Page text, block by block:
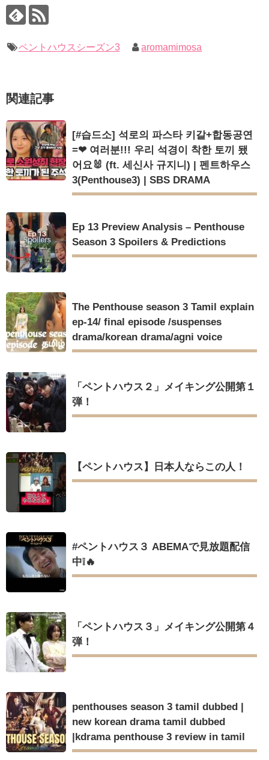
キングを一部公開（DVD-SET2特典映像より）
Powered by livedoor 相互RSS
いでしょ？” Big News TV
幻の王女チャミョンゴ エンディング
か」出演で話題 Big News TV
Powered by livedoor 相互RSS
ペントハウスシーズン3 aromamimosa
関連記事
[#습드소] 석로의 파스타 키갈+합동공연
=❤ 여러분!!! 우리 석경이 착한 토끼 됐
어요🐰 (ft. 세신사 규지니) | 펜트하우스
3(Penthouse3) | SBS DRAMA
Ep 13 Preview Analysis – Penthouse
Season 3 Spoilers & Predictions
The Penthouse season 3 Tamil explain
ep-14/ final episode /suspenses
drama/korean drama/agni voice
「ペントハウス２」メイキング公開第１
弾！
【ペントハウス】日本人ならこの人！
#ペントハウス３ ABEMAで見放題配信
中❕🔥
「ペントハウス３」メイキング公開第４
弾！
penthouses season 3 tamil dubbed |
new korean drama tamil dubbed
|kdrama penthouse 3 review in tamil